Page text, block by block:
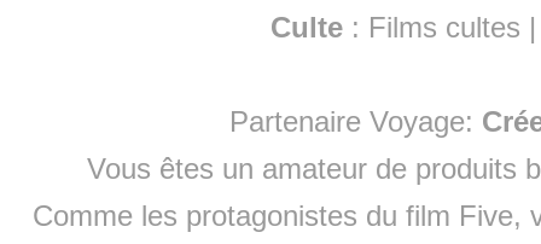
Culte : Films cultes
Partenaire Voyage:
Vous êtes un amateur de produits
Comme les protagonistes du film Five,